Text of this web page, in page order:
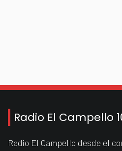
Radio El Campello
Radio El Campello desde el